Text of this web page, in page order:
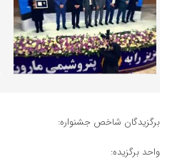
برگزیدگان شاخص جشنواره:
واحد برگزیده: